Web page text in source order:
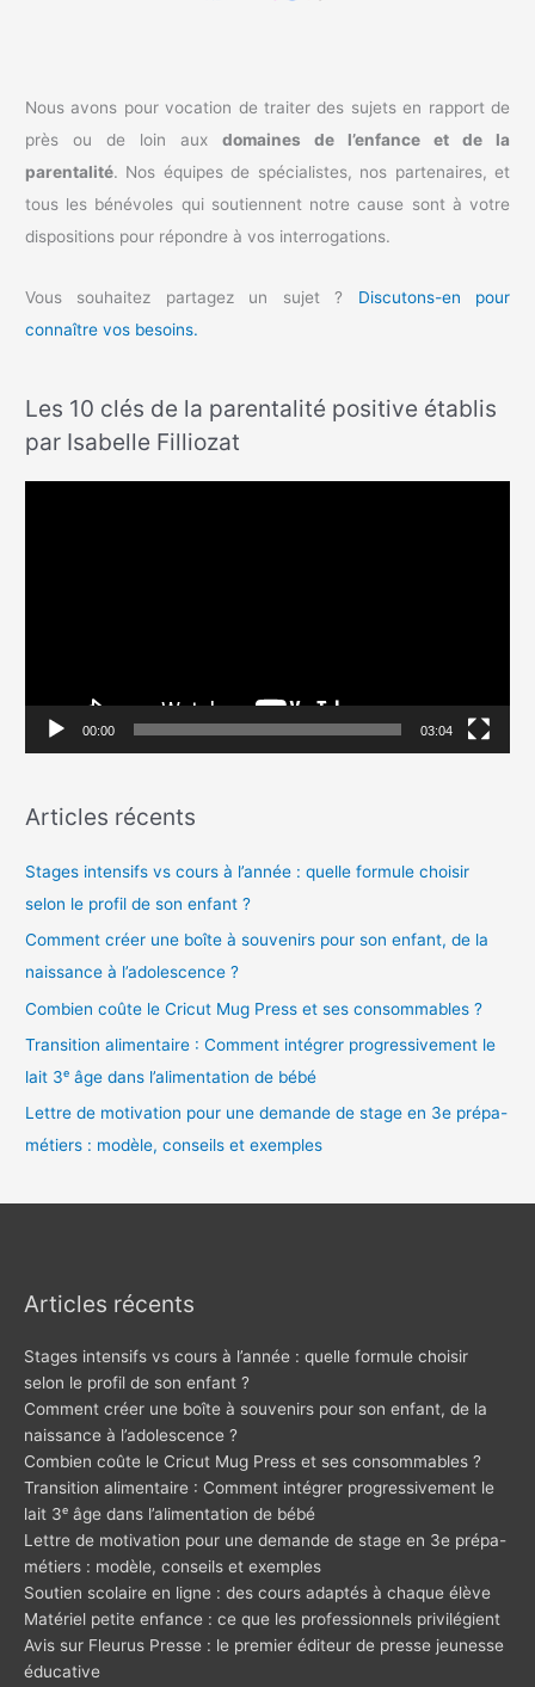
Nous avons pour vocation de traiter des sujets en rapport de
près ou de loin aux domaines de l’enfance et de la
parentalité. Nos équipes de spécialistes, nos partenaires, et
tous les bénévoles qui soutiennent notre cause sont à votre
dispositions pour répondre à vos interrogations.
Vous souhaitez partagez un sujet ? Discutons-en pour
connaître vos besoins.
Les 10 clés de la parentalité positive établis
par Isabelle Filliozat
i
é
00:00 03:04
Articles récents
Stages intensifs vs cours à l’année : quelle formule choisir
selon le profil de son enfant ?
Comment créer une boîte à souvenirs pour son enfant, de la
naissance à l’adolescence ?
Combien coûte le Cricut Mug Press et ses consommables ?
Transition alimentaire : Comment intégrer progressivement le
lait 3ᵉ âge dans l’alimentation de bébé
Lettre de motivation pour une demande de stage en 3e prépa-
métiers : modèle, conseils et exemples
Articles récents
Stages intensifs vs cours à l’année : quelle formule choisir
selon le profil de son enfant ?
Comment créer une boîte à souvenirs pour son enfant, de la
naissance à l’adolescence ?
Combien coûte le Cricut Mug Press et ses consommables ?
Transition alimentaire : Comment intégrer progressivement le
lait 3ᵉ âge dans l’alimentation de bébé
Lettre de motivation pour une demande de stage en 3e prépa-
métiers : modèle, conseils et exemples
Soutien scolaire en ligne : des cours adaptés à chaque élève
Matériel petite enfance : ce que les professionnels privilégient
Avis sur Fleurus Presse : le premier éditeur de presse jeunesse
éducative